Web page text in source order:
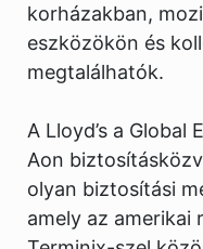
korházakban,
eszközökön és
megtalálhatók.
A Lloyd’s a Global
Aon
olyan biztosítási
amely az amerikai